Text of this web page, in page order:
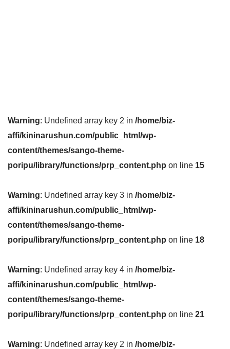
Warning: Undefined array key 2 in /home/biz-
affi/kininarushun.com/public_html/wp-
content/themes/sango-theme-
poripu/library/functions/prp_content.php on line 15
Warning: Undefined array key 3 in /home/biz-
affi/kininarushun.com/public_html/wp-
content/themes/sango-theme-
poripu/library/functions/prp_content.php on line 18
Warning: Undefined array key 4 in /home/biz-
affi/kininarushun.com/public_html/wp-
content/themes/sango-theme-
poripu/library/functions/prp_content.php on line 21
Warning: Undefined array key 2 in /home/biz-